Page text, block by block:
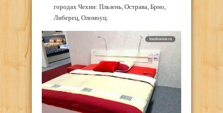
городах Чехии: Пльзень, Острава, Брно,
Либерец, Оломоуц.